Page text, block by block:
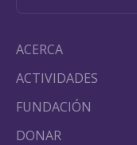
ACERCA
ACTIVIDADES
FUNDACIÓN
DONAR